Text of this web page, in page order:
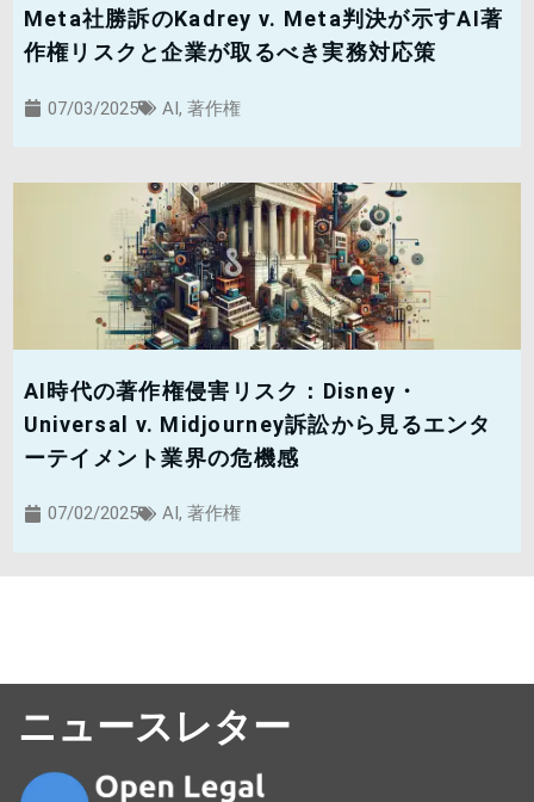
Meta社勝訴のKadrey v. Meta判決が示すAI著
作権リスクと企業が取るべき実務対応策
07/03/2025 AI, 著作権
AI時代の著作権侵害リスク：Disney・
Universal v. Midjourney訴訟から見るエンタ
ーテイメント業界の危機感
07/02/2025 AI , 著作権
ニュースレター